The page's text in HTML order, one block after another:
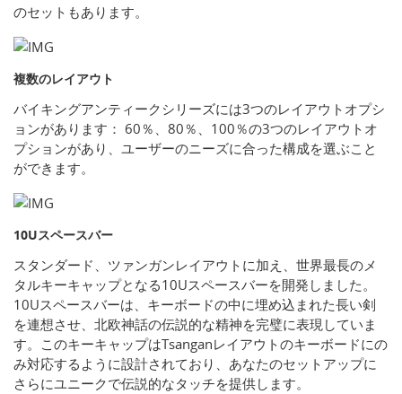
のセットもあります。
複数のレイアウト
バイキングアンティークシリーズには3つのレイアウトオプシ
ョンがあります： 60％、80％、100％の3つのレイアウトオ
プションがあり、ユーザーのニーズに合った構成を選ぶこと
ができます。
10Uスペースバー
スタンダード、ツァンガンレイアウトに加え、世界最長のメ
タルキーキャップとなる10Uスペースバーを開発しました。
10Uスペースバーは、キーボードの中に埋め込まれた長い剣
を連想させ、北欧神話の伝説的な精神を完璧に表現していま
す。このキーキャップはTsanganレイアウトのキーボードにの
み対応するように設計されており、あなたのセットアップに
さらにユニークで伝説的なタッチを提供します。